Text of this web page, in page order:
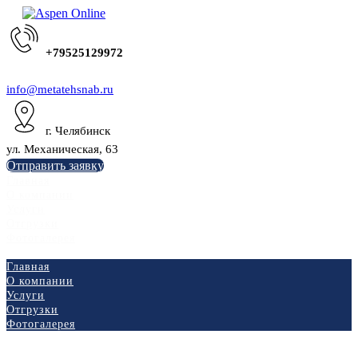
+79525129972
info@metatehsnab.ru
г. Челябинск
ул. Механическая, 63
Отправить заявку
Главная
О компании
Услуги
Отгрузки
Фотогалерея